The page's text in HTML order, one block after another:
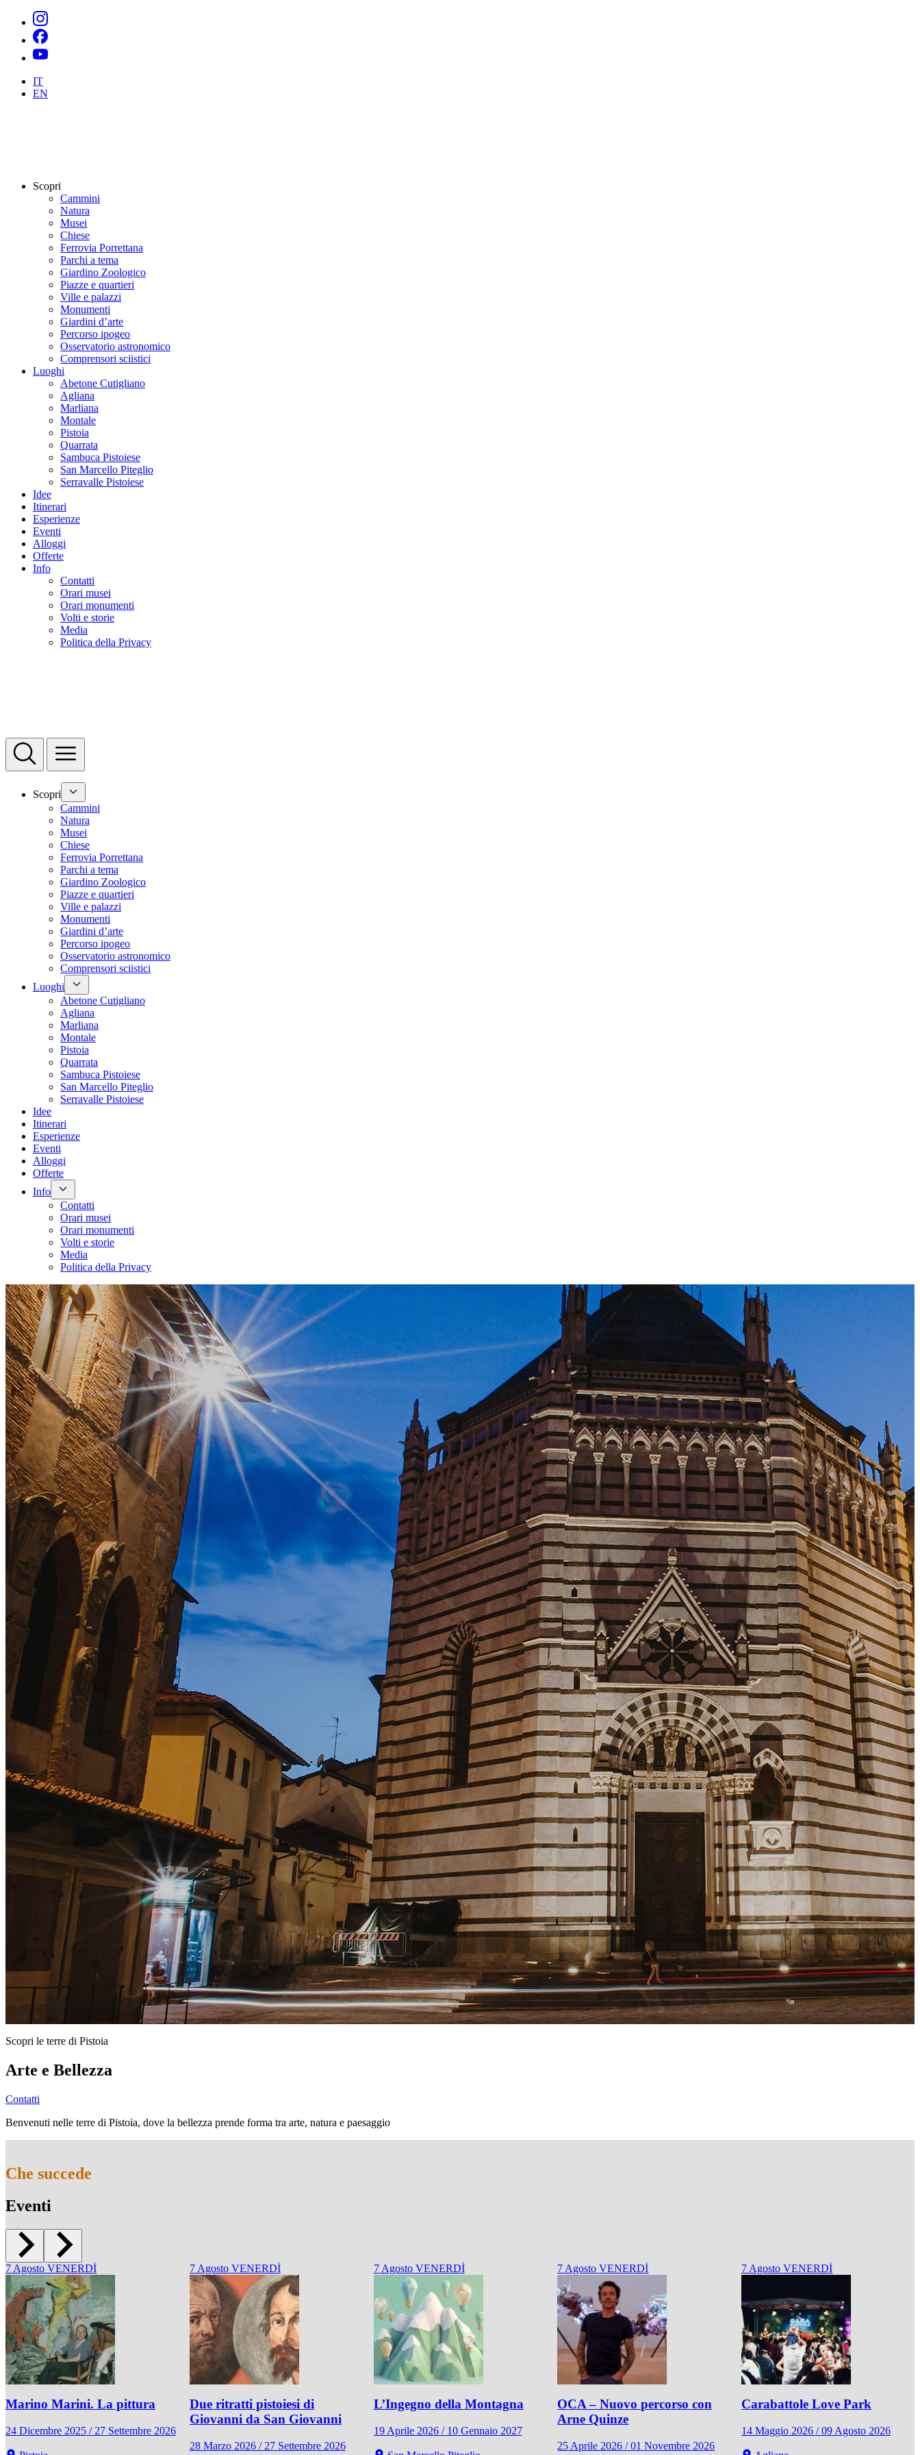
IT
EN
Scopri
Cammini
Natura
Musei
Chiese
Ferrovia Porrettana
Parchi a tema
Giardino Zoologico
Piazze e quartieri
Ville e palazzi
Monumenti
Giardini d’arte
Percorso ipogeo
Osservatorio astronomico
Comprensori sciistici
Luoghi
Abetone Cutigliano
Agliana
Marliana
Montale
Pistoia
Quarrata
Sambuca Pistoiese
San Marcello Piteglio
Serravalle Pistoiese
Idee
Itinerari
Esperienze
Eventi
Alloggi
Offerte
Info
Contatti
Orari musei
Orari monumenti
Volti e storie
Media
Politica della Privacy
Scopri
Cammini
Natura
Musei
Chiese
Ferrovia Porrettana
Parchi a tema
Giardino Zoologico
Piazze e quartieri
Ville e palazzi
Monumenti
Giardini d’arte
Percorso ipogeo
Osservatorio astronomico
Comprensori sciistici
Luoghi
Abetone Cutigliano
Agliana
Marliana
Montale
Pistoia
Quarrata
Sambuca Pistoiese
San Marcello Piteglio
Serravalle Pistoiese
Idee
Itinerari
Esperienze
Eventi
Alloggi
Offerte
Info
Contatti
Orari musei
Orari monumenti
Volti e storie
Media
Politica della Privacy
Scopri le terre di Pistoia
Arte e Bellezza
Contatti
Benvenuti nelle terre di Pistoia, dove la bellezza prende forma tra arte, natura e paesaggio
Che succede
Eventi
7 Agosto VENERDÌ
Marino Marini. La pittura
24 Dicembre 2025 / 27 Settembre 2026
7 Agosto VENERDÌ
Due ritratti pistoiesi di
Giovanni da San Giovanni
28 Marzo 2026 / 27 Settembre 2026
7 Agosto VENERDÌ
L’Ingegno della Montagna
19 Aprile 2026 / 10 Gennaio 2027
7 Agosto VENERDÌ
OCA – Nuovo percorso con
Arne Quinze
25 Aprile 2026 / 01 Novembre 2026
7 Agosto VENERDÌ
Carabattole Love Park
14 Maggio 2026 / 09 Agosto 2026